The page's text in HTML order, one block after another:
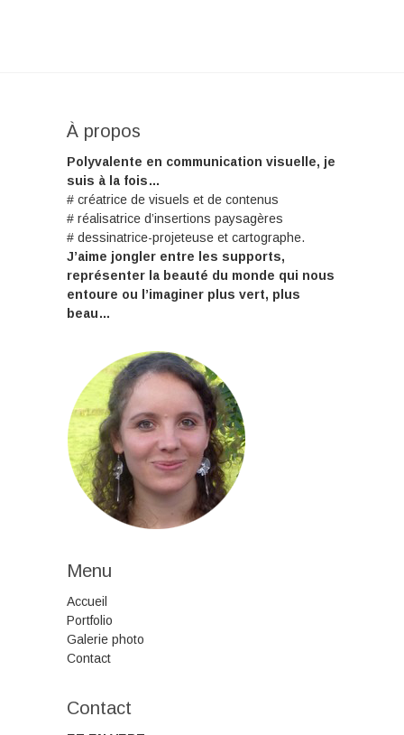
À propos
Polyvalente en communication visuelle, je
suis à la fois…
# créatrice de visuels et de contenus
# réalisatrice d’insertions paysagères
# dessinatrice-projeteuse et cartographe.
J’aime jongler entre les supports,
représenter la beauté du monde qui nous
entoure ou l’imaginer plus vert, plus
beau…
Menu
Accueil
Portfolio
Galerie photo
Contact
Contact